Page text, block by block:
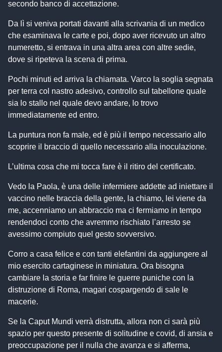
secondo banco di accettazione.
Da lì si veniva portati davanti alla scrivania di un medico
che esaminava le carte e poi, dopo aver ricevuto un altro
numeretto, si entrava in una altra area con altre sedie,
dove si ripeteva la scena di prima.
Pochi minuti ed arriva la chiamata. Varco la soglia segnata
per terra col nastro adesivo, controllo sul tabellone quale
sia lo stallo nel quale devo andare, lo trovo
immediatamente ed entro.
La puntura non fa male, ed è più il tempo necessario allo
scoprire il braccio di quello necessario alla inoculazione.
L’ultima cosa che mi tocca fare è il ritiro del certificato.
Vedo la Paola, è una delle infermiere addette ad iniettare il
vaccino nelle braccia della gente, la chiamo, lei viene da
me, accenniamo un abbraccio ma ci fermiamo in tempo
rendendoci conto che avremmo rischiato l’arresto se
avessimo compiuto quel gesto sovversivo.
Corro a casa felice e con tanti elefantini da aggiungere al
mio esercito cartaginese in miniatura. Ora bisogna
cambiare la storia e far finire le guerre puniche con la
distruzione di Roma, magari cospargendo di sale le
macerie.
Se la Caput Mundi verrà distrutta, allora non ci sarà più
spazio per questo presente di solitudine e covid, di ansia e
preoccupazione per il nulla che avanza e si afferma,